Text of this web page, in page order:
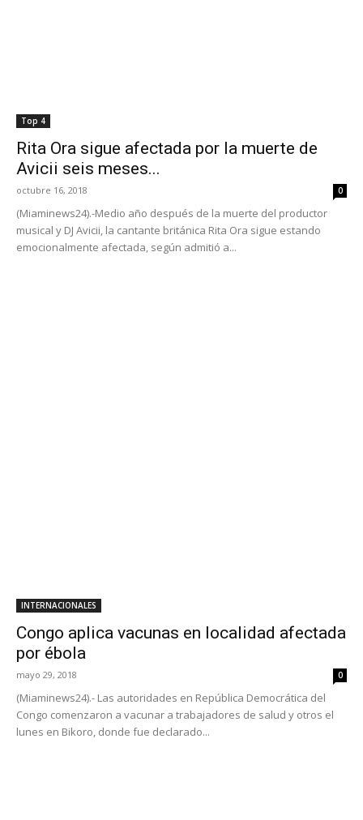
Top 4
Rita Ora sigue afectada por la muerte de
Avicii seis meses...
octubre 16, 2018 0
(Miaminews24).-Medio año después de la muerte del productor
musical y DJ Avicii, la cantante británica Rita Ora sigue estando
emocionalmente afectada, según admitió a...
INTERNACIONALES
Congo aplica vacunas en localidad afectada
por ébola
mayo 29, 2018 0
(Miaminews24).- Las autoridades en República Democrática del
Congo comenzaron a vacunar a trabajadores de salud y otros el
lunes en Bikoro, donde fue declarado...